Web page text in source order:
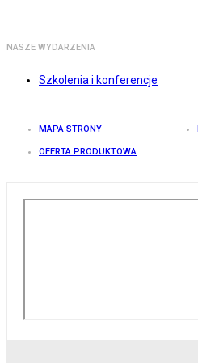
NASZE WYDARZENIA
Szkolenia i konferencje
MAPA STRONY
OFERTA PRODUKTOWA